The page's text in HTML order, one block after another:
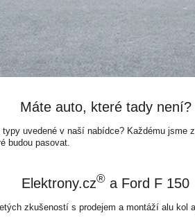
Máte auto, které tady není?
uvedené v naší nabídce? Každému jsme
budou pasovat.
Elektrony.cz® a Ford F 150
zkušeností s prodejem a montáží alu kol